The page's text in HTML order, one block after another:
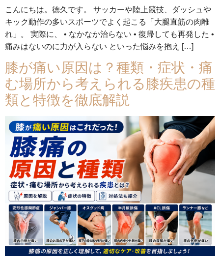
こんにちは。徳久です。 サッカーや陸上競技、ダッシュや
キック動作の多いスポーツでよく起こる「大腿直筋の肉離
れ」。 実際に、 • なかなか治らない • 復帰しても再発した •
痛みはないのに力が入らない といった悩みを抱え […]
膝が痛い原因は？種類・症状・痛
む場所から考えられる膝疾患の種
類と特徴を徹底解説